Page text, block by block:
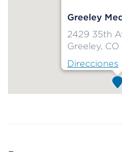
Greeley
2429 35th
Greeley,
Direcciones